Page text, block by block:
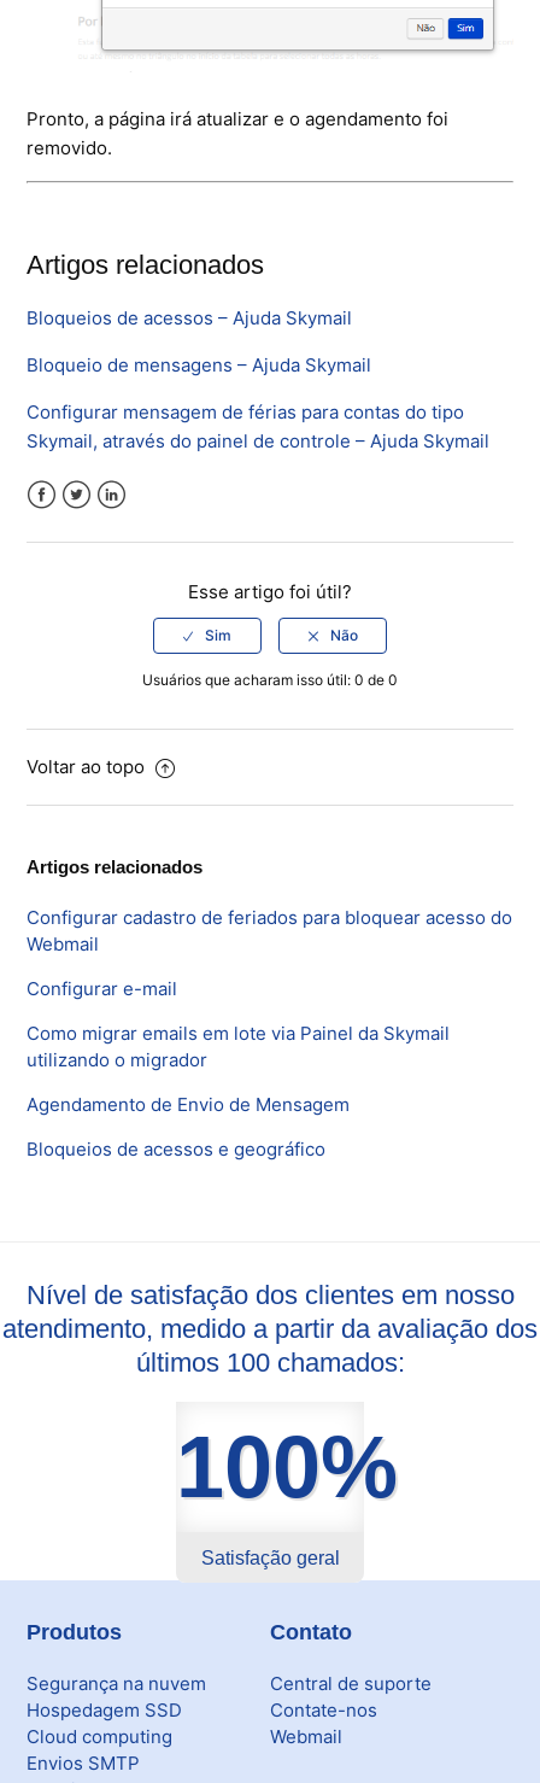
Pronto, a página irá atualizar e o agendamento foi
removido.
Artigos relacionados
Bloqueios de acessos – Ajuda Skymail
Bloqueio de mensagens – Ajuda Skymail
Configurar mensagem de férias para contas do tipo
Skymail, através do painel de controle – Ajuda Skymail
Esse artigo foi útil?
Usuários que acharam isso útil: 0 de 0
Voltar ao topo
Artigos relacionados
Configurar cadastro de feriados para bloquear acesso do
Webmail
Configurar e-mail
Como migrar emails em lote via Painel da Skymail
utilizando o migrador
Agendamento de Envio de Mensagem
Bloqueios de acessos e geográfico
Nível de satisfação dos clientes em nosso
atendimento, medido a partir da avaliação dos
últimos 100 chamados:
100%
Satisfação geral
Produtos
Segurança na nuvem
Hospedagem SSD
Cloud computing
Envios SMTP
Contato
Central de suporte
Contate-nos
Webmail